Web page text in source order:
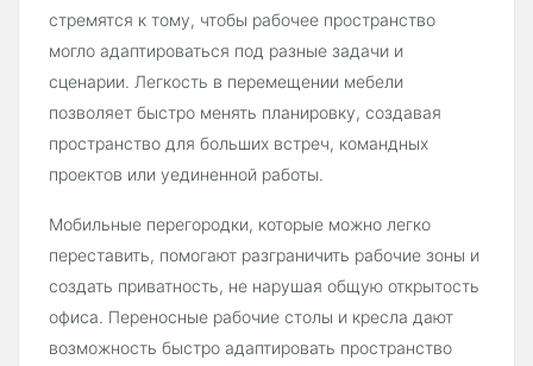
стремятся к тому, чтобы рабочее пространство
могло адаптироваться под разные задачи и
сценарии. Легкость в перемещении мебели
позволяет быстро менять планировку, создавая
пространство для больших встреч, командных
проектов или уединенной работы.
Мобильные перегородки, которые можно легко
переставить, помогают разграничить рабочие зоны и
создать приватность, не нарушая общую открытость
офиса. Переносные рабочие столы и кресла дают
возможность быстро адаптировать пространство